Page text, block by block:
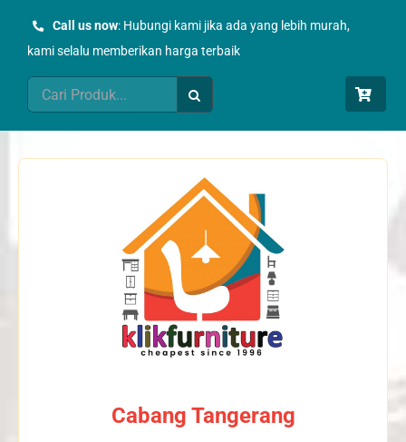
Call us now: Hubungi kami jika ada yang lebih murah,
kami selalu memberikan harga terbaik
Search
for:
Cabang Tangerang